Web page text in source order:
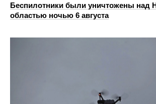
Беспилотники были уничтожены над
областью ночью 6 августа